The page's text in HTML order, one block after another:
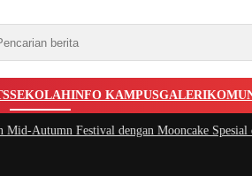
SEKOLAHINFO KAMPUSGALERI
Autumn Festival dengan Mooncake Spesial